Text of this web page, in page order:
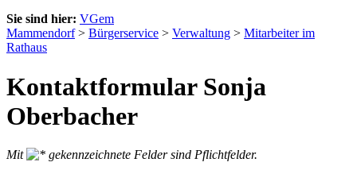
Sie sind hier: VGem
Mammendorf> Bürgerservice > Verwaltung > Mitarbeiter im
Rathaus
Kontaktformular Sonja
Oberbacher
Mit
gekennzeichnete Felder sind Pflichtfelder.